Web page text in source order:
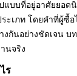
แบบที่อยู่อาศัยยอด
ะเภท โดยคำที่ผู้ซื้
กันอย่างชัดเจน บ
นจริง
ร